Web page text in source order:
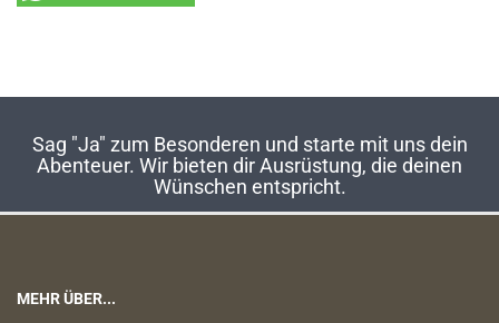
Sag "Ja" zum Besonderen und starte mit uns dein
Abenteuer. Wir bieten dir Ausrüstung, die deinen
Wünschen entspricht.
MEHR ÜBER...